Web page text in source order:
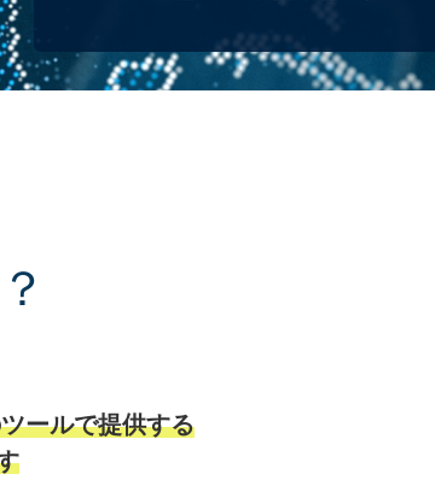
に基づき適切に管理し、当社の情報
サービスをはじめとする日経グループの商品、
サービスおよびイベント等を郵送や電子メールでご案
内させていただきます。また広告配信事業者からお客
ールで提供する